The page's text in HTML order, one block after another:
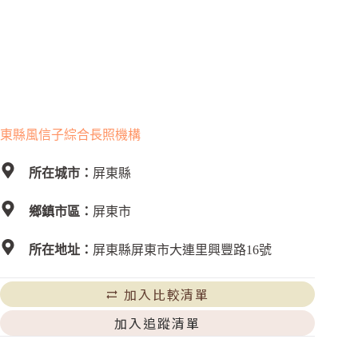
東縣風信子綜合長照機構
所在城市： 屏東縣
鄉鎮市區： 屏東市
所在地址： 屏東縣屏東市大連里興豐路16號
加入比較清單
加入追蹤清單